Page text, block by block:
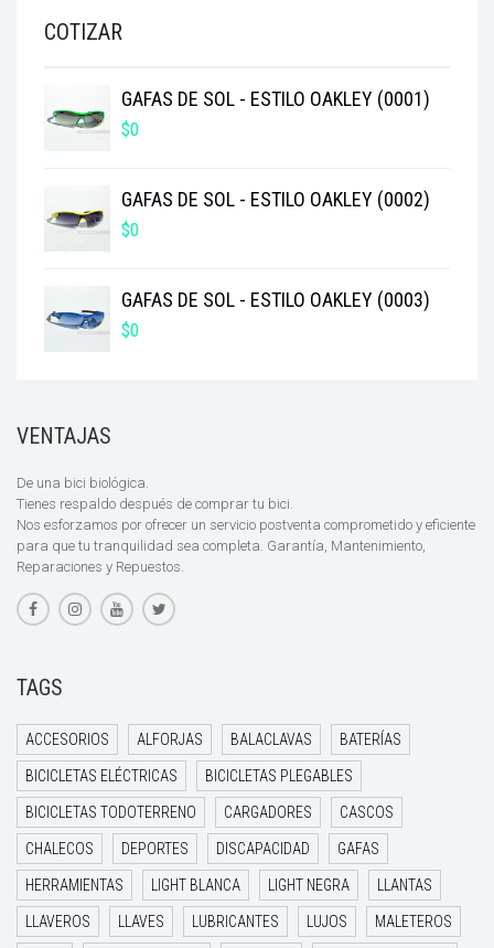
COTIZAR
GAFAS DE SOL - ESTILO OAKLEY (0001)
$0
GAFAS DE SOL - ESTILO OAKLEY (0002)
$0
GAFAS DE SOL - ESTILO OAKLEY (0003)
$0
VENTAJAS
De una bici biológica.
Tienes respaldo después de comprar tu bici.
Nos esforzamos por ofrecer un servicio postventa comprometido y eficiente
para que tu tranquilidad sea completa. Garantía, Mantenimiento,
Reparaciones y Repuestos.
TAGS
ACCESORIOS ALFORJAS BALACLAVAS BATERÍAS
BICICLETAS ELÉCTRICAS BICICLETAS PLEGABLES
BICICLETAS TODOTERRENO CARGADORES CASCOS
CHALECOS DEPORTES DISCAPACIDAD GAFAS
HERRAMIENTAS LIGHT BLANCA LIGHT NEGRA LLANTAS
LLAVEROS LLAVES LUBRICANTES LUJOS MALETEROS